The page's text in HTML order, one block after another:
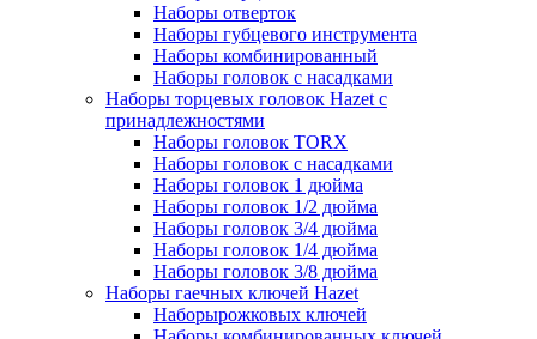
Наборы отверток
Наборы губцевого инструмента
Наборы комбинированный
Наборы головок с насадками
Наборы торцевых головок Hazet с
принадлежностями
Наборы головок TORX
Наборы головок с насадками
Наборы головок 1 дюйма
Наборы головок 1/2 дюйма
Наборы головок 3/4 дюйма
Наборы головок 1/4 дюйма
Наборы головок 3/8 дюйма
Наборы гаечных ключей Hazet
Наборырожковых ключей